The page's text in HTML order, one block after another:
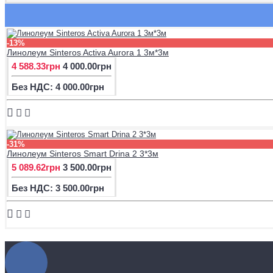
-13%
Линолеум Sinteros Activa Aurora 1 3м*3м
4 588.33грн 4 000.00грн
Без НДС: 4 000.00грн
-31%
Линолеум Sinteros Smart Drina 2 3*3м
5 089.62грн 3 500.00грн
Без НДС: 3 500.00грн